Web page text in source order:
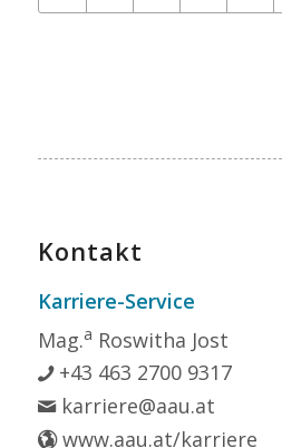
Kontakt
Karriere-Service
Mag.a Roswitha Jost
+43 463 2700 9317
karriere@aau.at
www.aau.at/karriere